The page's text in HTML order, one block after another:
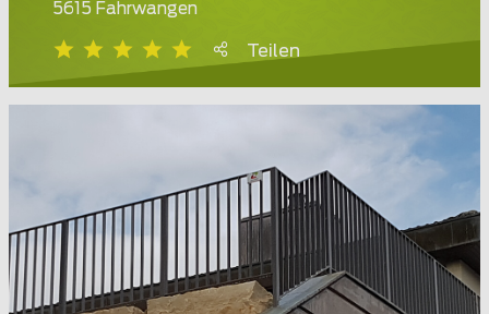
5615 Fahrwangen
Teilen